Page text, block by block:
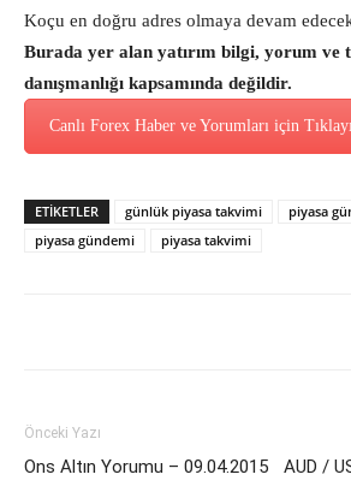
Koçu en doğru adres olmaya devam
Burada yer alan yatırım bilgi, yorum ve
danışmanlığı kapsamında değildir.
Canlı Forex Haber ve Yorumları için
ETİKETLER günlük piyasa takvimi
piyasa
piyasa gündemi
piyasa takvimi
Önceki Yazı
Ons Altın Yorumu – 09.04.2015
AUD /